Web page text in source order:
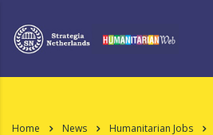
Home News Humanitarian Jobs